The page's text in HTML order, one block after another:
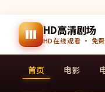
HD高清剧场
HD在线观看 · 免
首页 电影